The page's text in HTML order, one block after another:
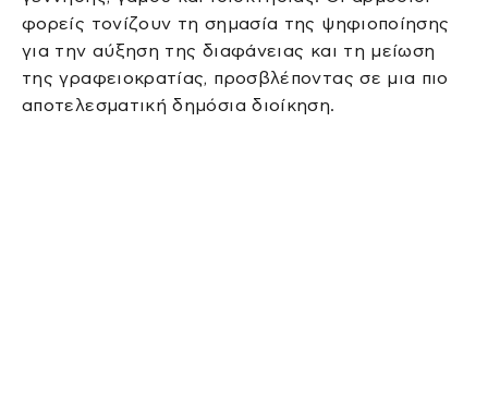
φορείς τονίζουν τη σημασία της ψηφιοποίησης
για την αύξηση της διαφάνειας και τη μείωση
της γραφειοκρατίας, προσβλέποντας σε μια πιο
αποτελεσματική δημόσια διοίκηση.